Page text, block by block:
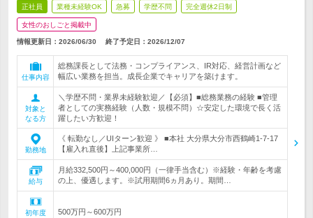
正社員 業種未経験OK 急募 学歴不問 完全週休2日制
女性のおしごと掲載中
情報更新日：2026/06/30 終了予定日： 2026/12/07
仕事内容
総務課長として法務・コンプライアンス、IR対応、経営計画など
幅広い業務を担当。成長企業でキャリアを築けます。
対象と
なる方
＼学歴不問・業界未経験歓迎／【必須】■総務業務の経験 ■管理
者としての実務経験（人数・規模不問）☆安定した環境で長く活
躍したい方歓迎！
勤務地
《 転勤なし／UIターン歓迎 》 ■本社 大分県大分市西鶴崎1-7-17
【雇入れ直後】上記事業所…
給与
月給332,500円～400,000円（一律手当含む）※経験・年齢を考慮
の上、優遇します。※試用期間6ヵ月あり。期間…
初年度
500万円～600万円